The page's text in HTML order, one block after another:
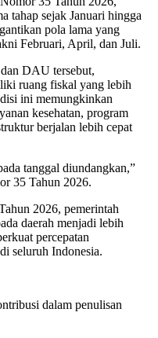
tahap sejak Januari hingga
pola lama yang
Februari, April, dan Juli.
DAU tersebut,
ruang fiskal yang lebih
ini memungkinkan
kesehatan, program
berjalan lebih cepat
tanggal diundangkan,”
35 Tahun 2026.
2026, pemerintah
daerah menjadi lebih
percepatan
seluruh Indonesia.
dalam penulisan